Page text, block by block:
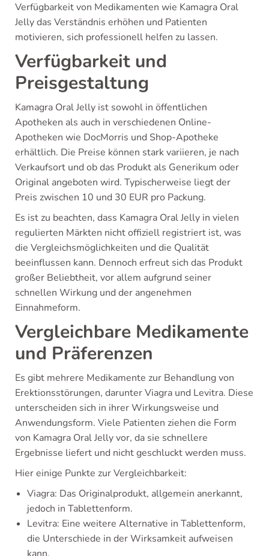
Verfügbarkeit von Medikamenten wie Kamagra Oral
Jelly das Verständnis erhöhen und Patienten
motivieren, sich professionell helfen zu lassen.
Verfügbarkeit und
Preisgestaltung
Kamagra Oral Jelly ist sowohl in öffentlichen
Apotheken als auch in verschiedenen Online-
Apotheken wie DocMorris und Shop-Apotheke
erhältlich. Die Preise können stark variieren, je nach
Verkaufsort und ob das Produkt als Generikum oder
Original angeboten wird. Typischerweise liegt der
Preis zwischen 10 und 30 EUR pro Packung.
Es ist zu beachten, dass Kamagra Oral Jelly in vielen
regulierten Märkten nicht offiziell registriert ist, was
die Vergleichsmöglichkeiten und die Qualität
beeinflussen kann. Dennoch erfreut sich das Produkt
großer Beliebtheit, vor allem aufgrund seiner
schnellen Wirkung und der angenehmen
Einnahmeform.
Vergleichbare Medikamente
und Präferenzen
Es gibt mehrere Medikamente zur Behandlung von
Erektionsstörungen, darunter Viagra und Levitra. Diese
unterscheiden sich in ihrer Wirkungsweise und
Anwendungsform. Viele Patienten ziehen die Form
von Kamagra Oral Jelly vor, da sie schnellere
Ergebnisse liefert und nicht geschluckt werden muss.
Hier einige Punkte zur Vergleichbarkeit:
Viagra: Das Originalprodukt, allgemein anerkannt,
jedoch in Tablettenform.
Levitra: Eine weitere Alternative in Tablettenform,
die Unterschiede in der Wirksamkeit aufweisen